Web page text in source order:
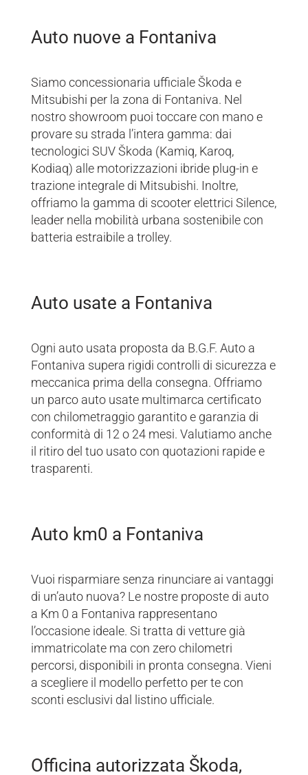
Auto nuove a Fontaniva
Siamo concessionaria ufficiale Škoda e
Mitsubishi per la zona di Fontaniva. Nel
nostro showroom puoi toccare con mano e
provare su strada l’intera gamma: dai
tecnologici SUV Škoda (Kamiq, Karoq,
Kodiaq) alle motorizzazioni ibride plug-in e
trazione integrale di Mitsubishi. Inoltre,
offriamo la gamma di scooter elettrici Silence,
leader nella mobilità urbana sostenibile con
batteria estraibile a trolley.
Auto usate a Fontaniva
Ogni auto usata proposta da B.G.F. Auto a
Fontaniva supera rigidi controlli di sicurezza e
meccanica prima della consegna. Offriamo
un parco auto usate multimarca certificato
con chilometraggio garantito e garanzia di
conformità di 12 o 24 mesi. Valutiamo anche
il ritiro del tuo usato con quotazioni rapide e
trasparenti.
Auto km0 a Fontaniva
Vuoi risparmiare senza rinunciare ai vantaggi
di un’auto nuova? Le nostre proposte di auto
a Km 0 a Fontaniva rappresentano
l’occasione ideale. Si tratta di vetture già
immatricolate ma con zero chilometri
percorsi, disponibili in pronta consegna. Vieni
a scegliere il modello perfetto per te con
sconti esclusivi dal listino ufficiale.
Officina autorizzata Škoda,